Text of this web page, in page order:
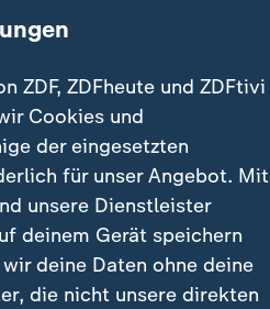
ZDF, ZDFheute und ZDFtivi
Cookies und
der eingesetzten
für unser Angebot. Mit
unsere Dienstleister
deinem Gerät speichern
deine Daten ohne deine
die nicht unsere direkten